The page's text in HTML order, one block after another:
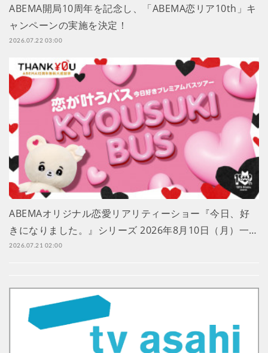
ABEMA開局10周年を記念し、「ABEMA恋リア10th」キ
ャンペーンの実施を決定！
2026.07.22 03:00
ABEMAオリジナル恋愛リアリティーショー『今日、好
きになりました。』シリーズ 2026年8月10日（月）一…
2026.07.21 02:00